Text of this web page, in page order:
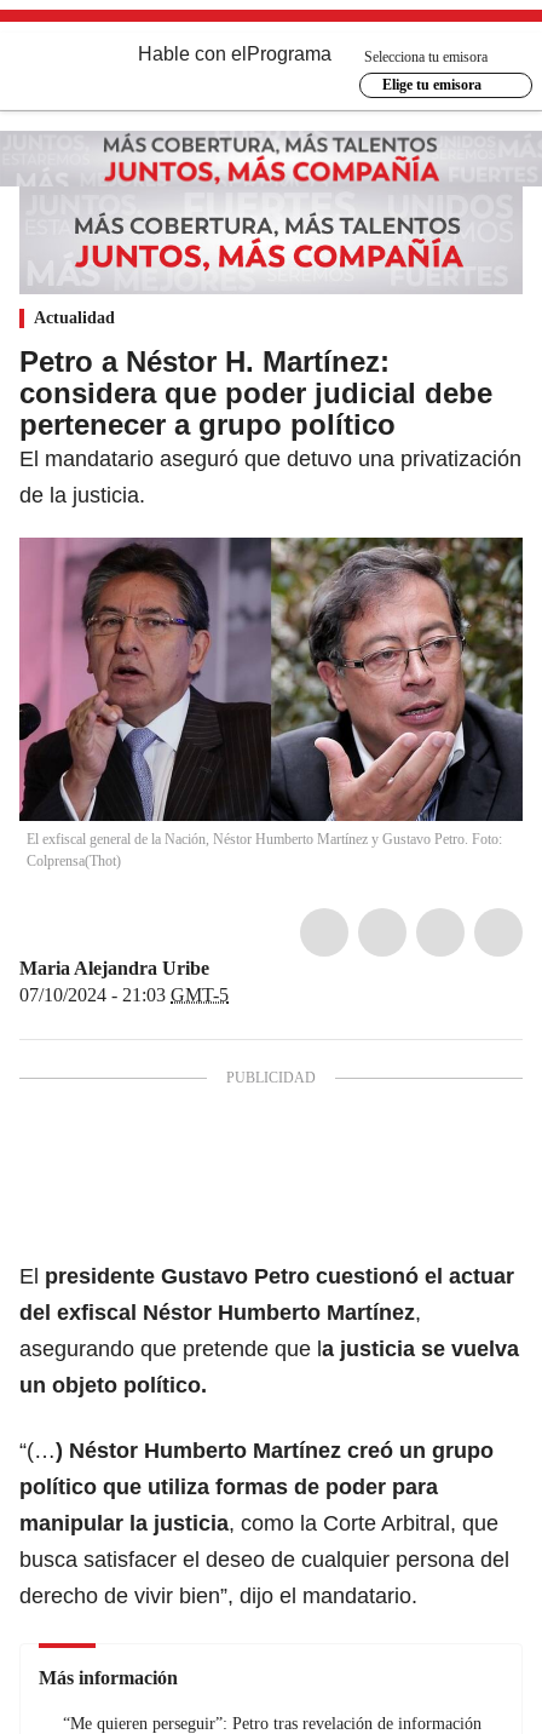
Hable con el Programa
Selecciona tu emisora
Elige tu emisora
Actualidad
Petro a Néstor H. Martínez:
considera que poder judicial debe
pertenecer a grupo político
El mandatario aseguró que detuvo una privatización
de la justicia.
El exfiscal general de la Nación, Néstor Humberto Martínez y Gustavo Petro. Foto:
Colprensa(Thot)
Maria Alejandra Uribe
07/10/2024 - 21:03 GMT-5
El presidente Gustavo Petro cuestionó el actuar
del exfiscal Néstor Humberto Martínez,
asegurando que pretende que la justicia se vuelva
un objeto político.
“(…) Néstor Humberto Martínez creó un grupo
político que utiliza formas de poder para
manipular la justicia, como la Corte Arbitral, que
busca satisfacer el deseo de cualquier persona del
derecho de vivir bien”, dijo el mandatario.
Más información
“Me quieren perseguir”: Petro tras revelación de información